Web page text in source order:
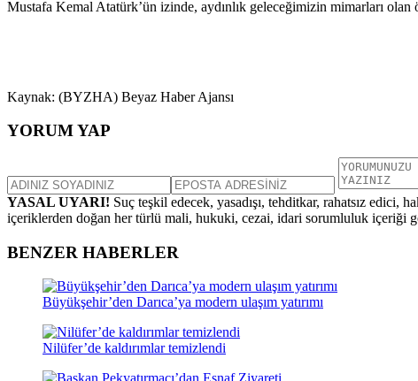
Mustafa Kemal Atatürk’ün izinde, aydınlık geleceğimizin mimarları olan
Kaynak: (BYZHA) Beyaz Haber Ajansı
YORUM YAP
YASAL UYARI! Suç teşkil edecek, yasadışı, tehditkar, rahatsız edici,
içeriklerden doğan her türlü mali, hukuki, cezai, idari sorumluluk içeriği
BENZER HABERLER
Büyükşehir’den Darıca’ya modern ulaşım yatırımı
Nilüfer’de kaldırımlar temizlendi